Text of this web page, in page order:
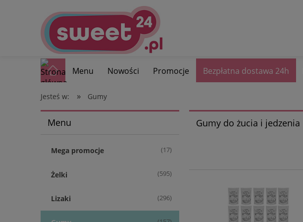
Menu Nowości Promocje Bezpłatna dostawa 24h
Jesteś w: » Gumy
Menu
Mega promocje (17)
Żelki (595)
Lizaki (296)
Gumy do żucia i jedzenia